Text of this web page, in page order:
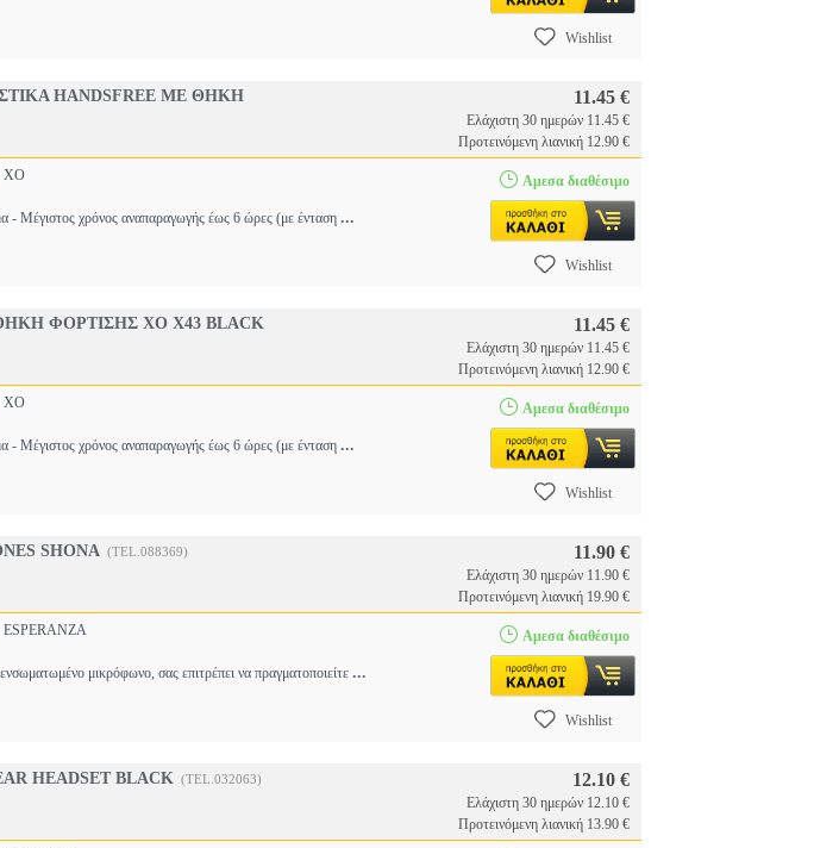
Wishlist
HANDSFREE ΜΕ ΘΗΚΗ
11.45 €
Ελάχιστη 30 ημερών 11.45 €
Προτεινόμενη λιανική 12.90 €
XO
Μέγιστος χρόνος αναπαραγωγής έως 6 ώρες (με ένταση ...
Αμεσα διαθέσιμο
Wishlist
ΦΟΡΤΙΣΗΣ XO X43 BLACK
11.45 €
Ελάχιστη 30 ημερών 11.45 €
Προτεινόμενη λιανική 12.90 €
XO
Μέγιστος χρόνος αναπαραγωγής έως 6 ώρες (με ένταση ...
Αμεσα διαθέσιμο
Wishlist
SHONA (TEL.088369) 11.90 €
Ελάχιστη 30 ημερών 11.90 €
Προτεινόμενη λιανική 19.90 €
ESPERANZA
μικρόφωνο, σας επιτρέπει να πραγματοποιείτε ...
Αμεσα διαθέσιμο
Wishlist
HEADSET BLACK (TEL.032063) 12.10 €
Ελάχιστη 30 ημερών 12.10 €
Προτεινόμενη λιανική 13.90 €